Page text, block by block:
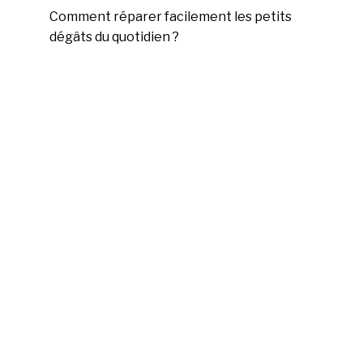
Comment réparer facilement les petits
dégâts du quotidien ?